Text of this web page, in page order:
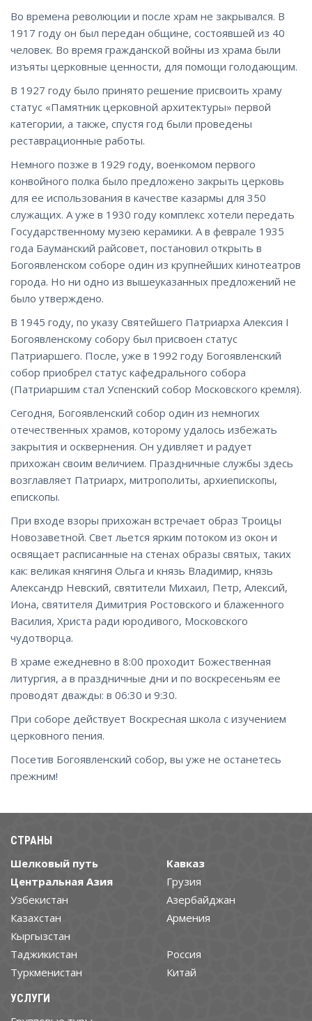
Во времена революции и после храм не закрывался. В
1917 году он был передан общине, состоявшей из 40
человек. Во время гражданской войны из храма были
изъяты церковные ценности, для помощи голодающим.
В 1927 году было принято решение присвоить храму
статус «Памятник церковной архитектуры» первой
категории, а также, спустя год были проведены
реставрационные работы.
Немного позже в 1929 году, военкомом первого
конвойного полка было предложено закрыть церковь
для ее использования в качестве казармы для 350
служащих. А уже в 1930 году комплекс хотели передать
Государственному музею керамики. А в феврале 1935
года Бауманский райсовет, постановил открыть в
Богоявленском соборе один из крупнейших кинотеатров
города. Но ни одно из вышеуказанных предложений не
было утверждено.
В 1945 году, по указу Святейшего Патриарха Алексия I
Богоявленскому собору был присвоен статус
Патриаршего. После, уже в 1992 году Богоявленский
собор приобрел статус кафедрального собора
(Патриаршим стал Успенский собор Московского кремля).
Сегодня, Богоявленский собор один из немногих
отечественных храмов, которому удалось избежать
закрытия и осквернения. Он удивляет и радует
прихожан своим величием. Праздничные службы здесь
возглавляет Патриарх, митрополиты, архиепископы,
епископы.
При входе взоры прихожан встречает образ Троицы
Новозаветной. Свет льется ярким потоком из окон и
освящает расписанные на стенах образы святых, таких
как: великая княгиня Ольга и князь Владимир, князь
Александр Невский, святители Михаил, Петр, Алексий,
Иона, святителя Димитрия Ростовского и блаженного
Василия, Христа ради юродивого, Московского
чудотворца.
В храме ежедневно в 8:00 проходит Божественная
литургия, а в праздничные дни и по воскресеньям ее
проводят дважды: в 06:30 и 9:30.
При соборе действует Воскресная школа с изучением
церковного пения.
Посетив Богоявленский собор, вы уже не останетесь
прежним!
СТРАНЫ
Шелковый путь
Центральная Азия
Узбекистан
Казахстан
Кыргызстан
Таджикистан
Туркменистан
Кавказ
Грузия
Азербайджан
Армения
Россия
Китай
УСЛУГИ